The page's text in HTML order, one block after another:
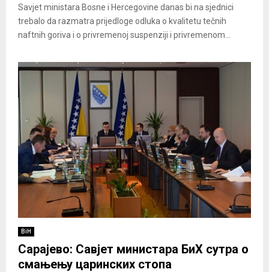
Savjet ministara Bosne i Hercegovine danas bi na sjednici
trebalo da razmatra prijedloge odluka o kvalitetu tečnih
naftnih goriva i o privremenoj suspenziji i privremenom...
BiH
Сарајево: Савјет министара БиХ сутра о
смањењу царинских стопа